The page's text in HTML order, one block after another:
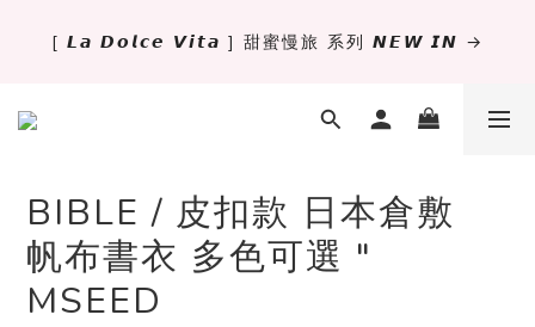
✨萬用手冊新尺寸進駐 .ᐟ.ᐟ  ꒰ 𝐌𝐈𝐍𝐈𝟔 這裡挑 ➜ ꒱
[ 𝙇𝙖 𝘿𝙤𝙡𝙘𝙚 𝙑𝙞𝙩𝙖 ] 甜蜜慢旅 系列 𝙉𝙀𝙒 𝙄𝙉 →
獨立文具店 X iMAT 聯名印章墊 ୨୧💝滿額送蛇年限定切
✨萬用手冊新尺寸進駐 .ᐟ.ᐟ  ꒰ 𝐌𝐈𝐍𝐈𝟔 這裡挑 ➜ ꒱
BIBLE / 皮扣款 日本倉敷
帆布書衣 多色可選 "
MSEED